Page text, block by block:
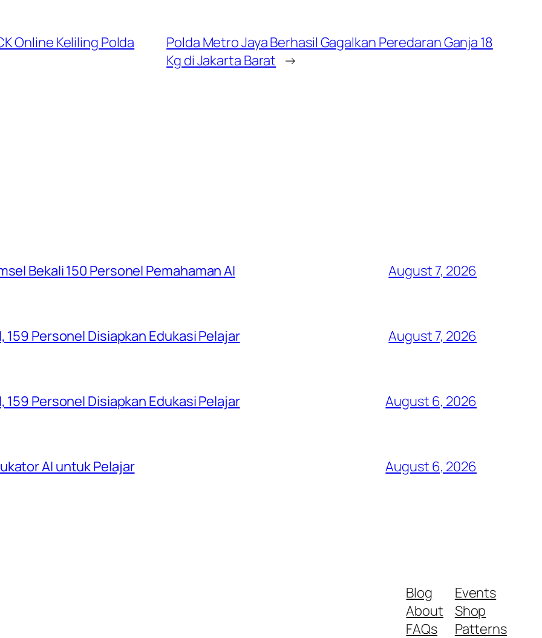
Online Keliling Polda
Polda Metro Jaya Berhasil Gagalkan Peredaran Ganja 18
Kg di Jakarta Barat →
Bekali 150 Personel Pemahaman AI August 7, 2026
Personel Disiapkan Edukasi Pelajar August 7, 2026
Personel Disiapkan Edukasi Pelajar August 6, 2026
AI untuk Pelajar August 6, 2026
Blog
About
FAQs
Events
Shop
Patterns